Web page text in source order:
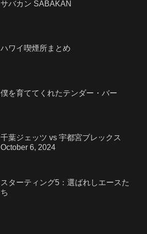
サバカン SABAKAN
ハワイ喫煙所まとめ
僕を育ててくれたテンダー・バー
千葉ジェッツ vs 宇都宮ブレックス
October 6, 2024
スターティング5：選ばれしエースた
ち